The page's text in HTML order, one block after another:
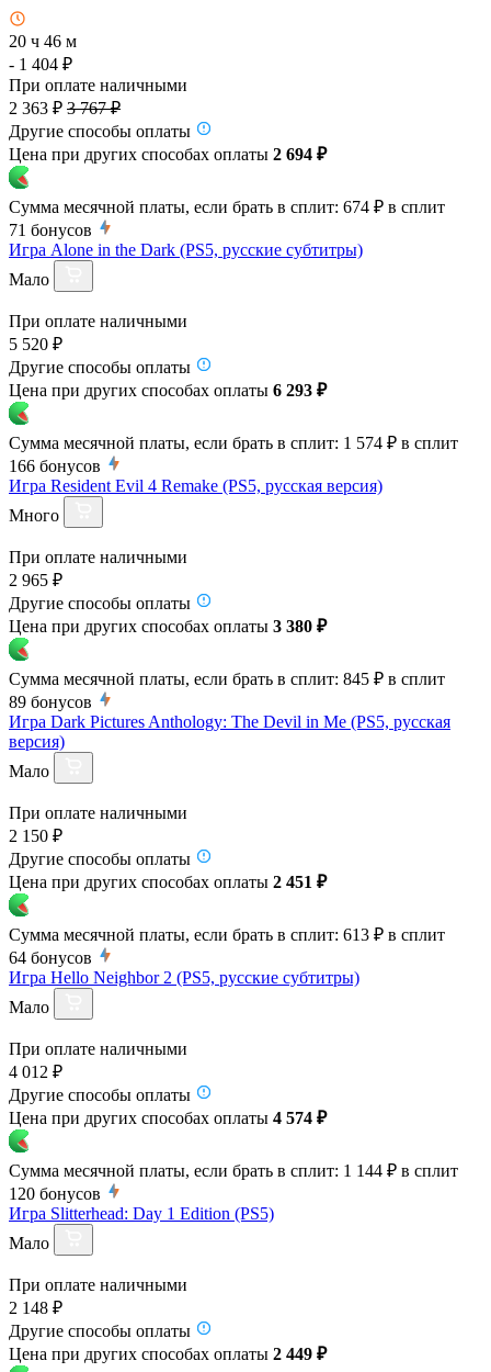
20 ч 46 м
- 1 404 ₽
При оплате наличными
2 363 ₽ 3 767 ₽
Другие способы оплаты
Цена при других способах оплаты 2 694 ₽
Сумма месячной платы, если брать в сплит: 674 ₽ в сплит
71 бонусов
Игра Alone in the Dark (PS5, русские субтитры)
Мало
При оплате наличными
5 520 ₽
Другие способы оплаты
Цена при других способах оплаты 6 293 ₽
Сумма месячной платы, если брать в сплит: 1 574 ₽ в сплит
166 бонусов
Игра Resident Evil 4 Remake (PS5, русская версия)
Много
При оплате наличными
2 965 ₽
Другие способы оплаты
Цена при других способах оплаты 3 380 ₽
Сумма месячной платы, если брать в сплит: 845 ₽ в сплит
89 бонусов
Игра Dark Pictures Anthology: The Devil in Me (PS5, русская
версия)
Мало
При оплате наличными
2 150 ₽
Другие способы оплаты
Цена при других способах оплаты 2 451 ₽
Сумма месячной платы, если брать в сплит: 613 ₽ в сплит
64 бонусов
Игра Hello Neighbor 2 (PS5, русские субтитры)
Мало
При оплате наличными
4 012 ₽
Другие способы оплаты
Цена при других способах оплаты 4 574 ₽
Сумма месячной платы, если брать в сплит: 1 144 ₽ в сплит
120 бонусов
Игра Slitterhead: Day 1 Edition (PS5)
Мало
При оплате наличными
2 148 ₽
Другие способы оплаты
Цена при других способах оплаты 2 449 ₽